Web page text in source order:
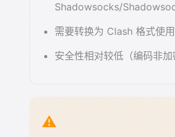
Shadowsocks/
需要转换为 Clash 格式使用
安全性相对较低（编码非加
⚠️